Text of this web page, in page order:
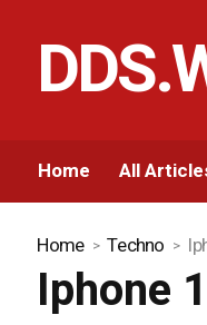
Home All
Home Techno
Iphone